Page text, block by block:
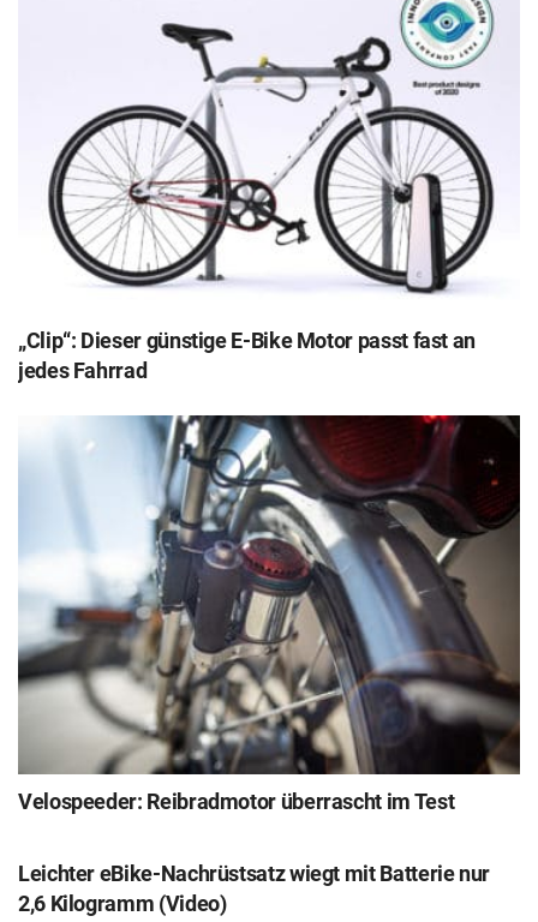
„Clip“: Dieser günstige E-Bike Motor passt fast an
jedes Fahrrad
Velospeeder: Reibradmotor überrascht im Test
Leichter eBike-Nachrüstsatz wiegt mit Batterie nur
2,6 Kilogramm (Video)